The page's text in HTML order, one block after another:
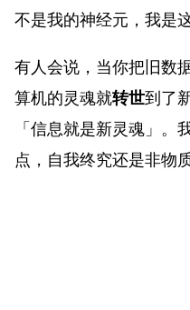
不是我的神经元，我是
有人会说，当你把旧数
算机的灵魂就转世到了
「信息就是新灵魂」。
点，自我终究还是非物